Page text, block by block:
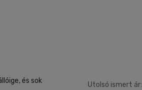
és sok Utolsó ismert ár: